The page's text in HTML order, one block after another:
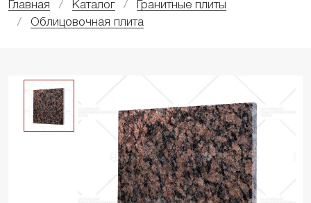
Главная Каталог
Гранитные плиты
Облицовочная плита